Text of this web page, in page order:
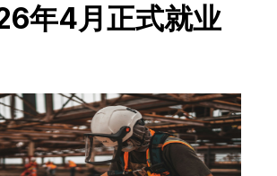
年4月正式就业